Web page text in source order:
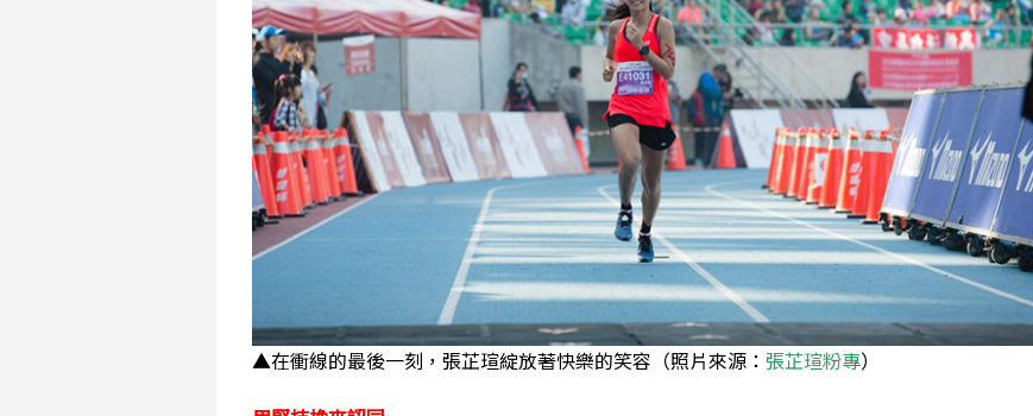
▲在衝線的最後一刻，張芷瑄綻放著快樂的笑容（照片來源： 張芷瑄粉專）